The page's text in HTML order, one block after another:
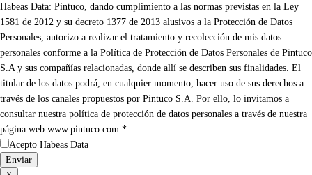
Habeas Data: Pintuco, dando cumplimiento a las normas previstas en la Ley
1581 de 2012 y su decreto 1377 de 2013 alusivos a la Protección de Datos
Personales, autorizo a realizar el tratamiento y recolección de mis datos
personales conforme a la Política de Protección de Datos Personales de Pintuco
S.A y sus compañías relacionadas, donde allí se describen sus finalidades. El
titular de los datos podrá, en cualquier momento, hacer uso de sus derechos a
través de los canales propuestos por Pintuco S.A. Por ello, lo invitamos a
consultar nuestra política de protección de datos personales a través de nuestra
página web www.pintuco.com.*
Acepto Habeas Data